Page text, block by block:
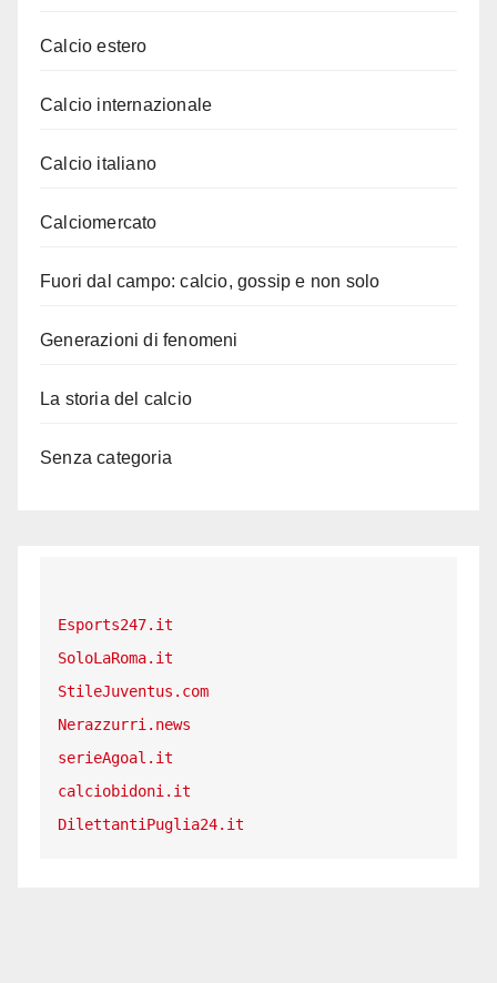
Calcio estero
Calcio internazionale
Calcio italiano
Calciomercato
Fuori dal campo: calcio, gossip e non solo
Generazioni di fenomeni
La storia del calcio
Senza categoria
Esports247.it
SoloLaRoma.it
StileJuventus.com
Nerazzurri.news
serieAgoal.it
calciobidoni.it
DilettantiPuglia24.it